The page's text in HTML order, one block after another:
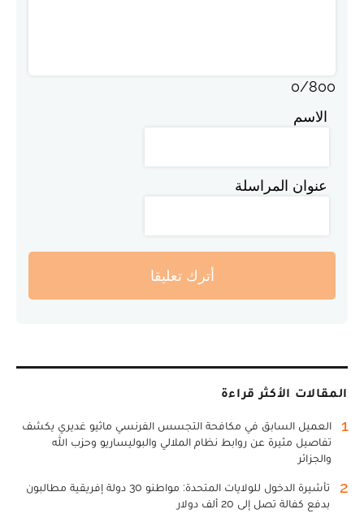
0/800
الاسم
عنوان المراسلة
أترك تعليقا
المقالات الأكثر قراءة
1
العميل السابق في مكافحة التجسس الفرنسي ماثيو غديري يكشف
تفاصيل مثيرة عن روابط نظام الملالي والبوليساريو وحزب الله
والجزائر
2
تأشيرة الدخول للولايات المتحدة: مواطنو 30 دولة إفريقية مطالبون
بدفع كفالة تصل إلى 20 ألف دولار